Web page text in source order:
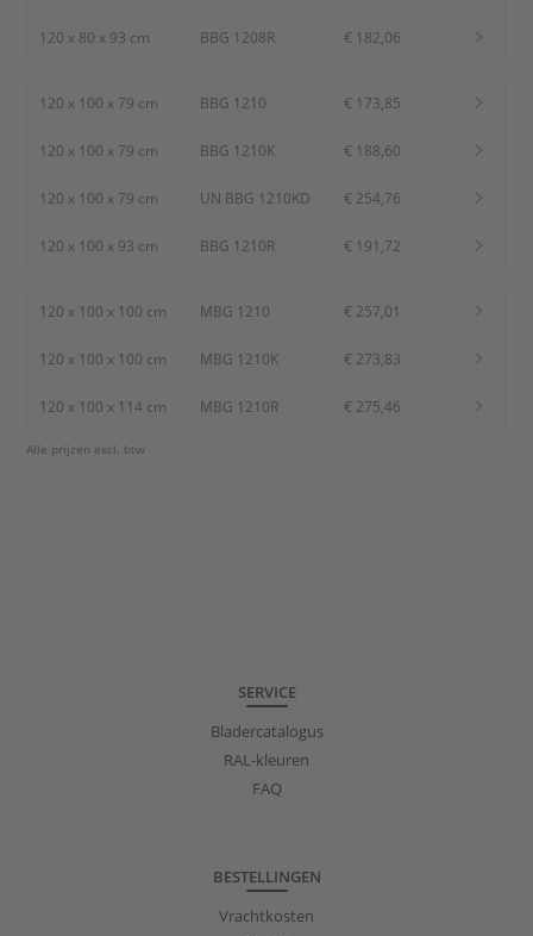
120 x 80 x 93 cm BBG 1208R € 182,06
120 x 100 x 79 cm BBG 1210 € 173,85
120 x 100 x 79 cm BBG 1210K € 188,60
120 x 100 x 79 cm UN BBG 1210KD € 254,76
120 x 100 x 93 cm BBG 1210R € 191,72
120 x 100 x 100 cm MBG 1210 € 257,01
120 x 100 x 100 cm MBG 1210K € 273,83
120 x 100 x 114 cm MBG 1210R € 275,46
Alle prijzen excl. btw
SERVICE
Bladercatalogus
RAL-kleuren
FAQ
BESTELLINGEN
Vrachtkosten